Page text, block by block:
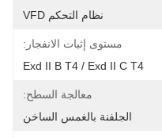
نظام التحكم VFD
مستوى إثبات الانفجار:
Exd II B T4 / Exd II C T4
معالجة السطح:
الجلفنة بالغمس الساخن